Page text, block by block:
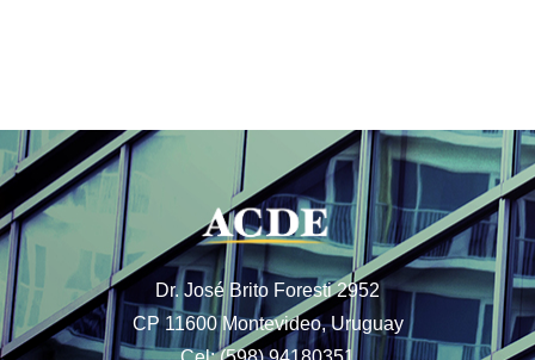
Dr. José Brito Foresti 2952
CP 11600 Montevideo, Uruguay